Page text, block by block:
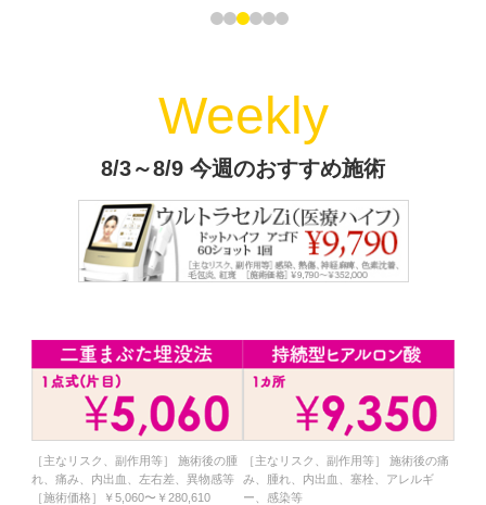
Weekly
8/3～8/9 今週のおすすめ施術
Previous
［主なリスク、副作用等］ 施術後の腫
れ、痛み、内出血、左右差、異物感等
［施術価格］￥5,060〜￥280,610
［主なリスク、副作用等］ 施術後の痛
み、腫れ、内出血、塞栓、アレルギ
ー、感染等